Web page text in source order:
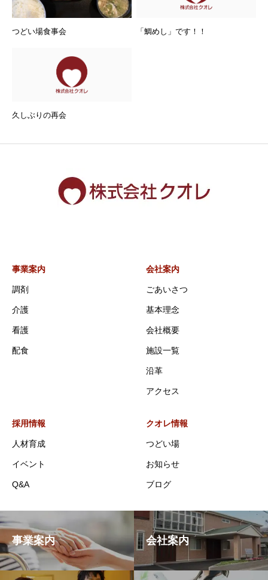
つどい場食事会 「鯛めし」です！！
久しぶりの再会
事業案内
調剤
介護
看護
配食
会社案内
ごあいさつ
基本理念
会社概要
施設一覧
沿革
アクセス
採用情報
人材育成
イベント
Q&A
クオレ情報
つどい場
お知らせ
ブログ
事業案内 会社案内